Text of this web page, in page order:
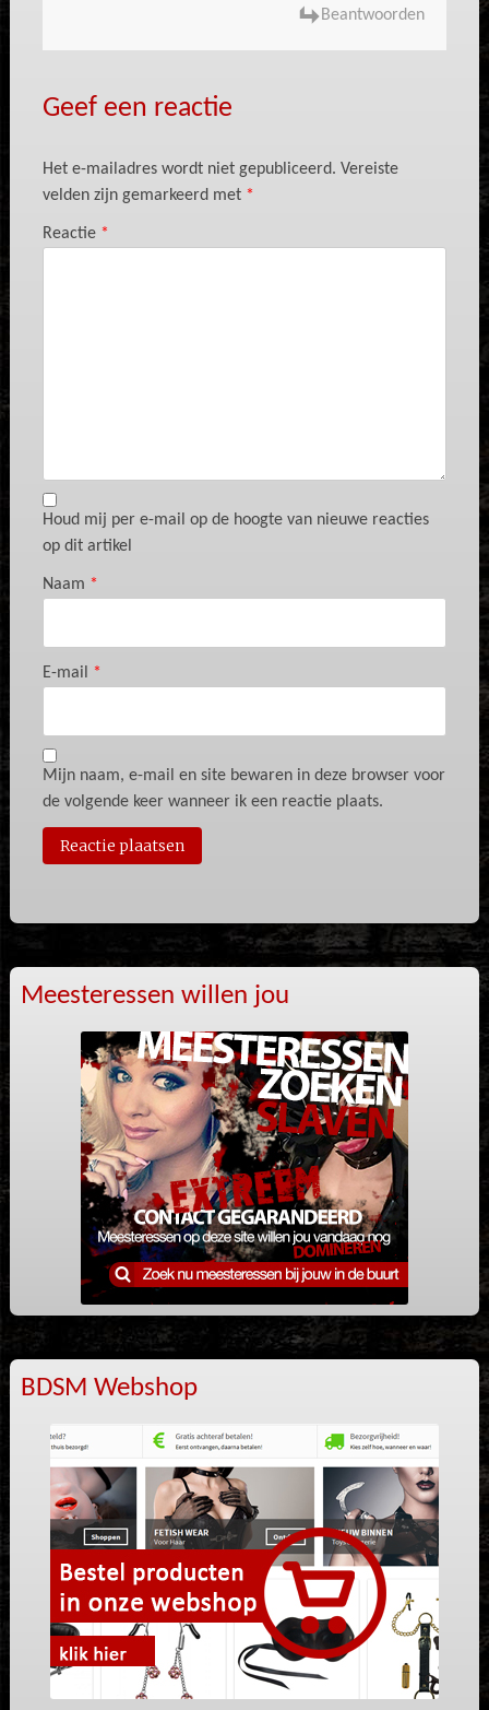
Beantwoorden
Geef een reactie
Het e-mailadres wordt niet gepubliceerd. Vereiste
velden zijn gemarkeerd met *
Reactie *
Houd mij per e-mail op de hoogte van nieuwe reacties
op dit artikel
Naam *
E-mail *
Mijn naam, e-mail en site bewaren in deze browser voor
de volgende keer wanneer ik een reactie plaats.
Meesteressen willen jou
BDSM Webshop